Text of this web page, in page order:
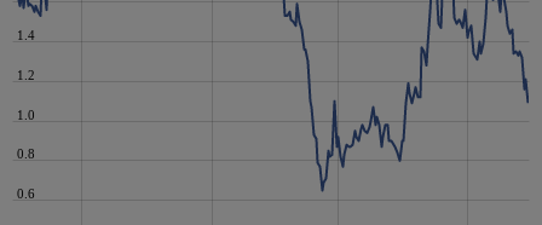
0.6
0.8
1.0
1.2
1.4